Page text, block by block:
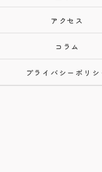
アクセス
コラム
プライバシーポリシ